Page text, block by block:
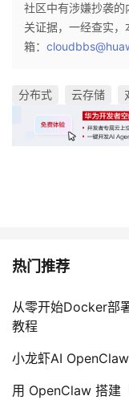
社区中有涉嫌抄袭
关证据，一经查实
箱：
分布式 云存储
热门推荐
从零开始Docker部
教程
小龙虾AI
用 OpenClaw 搭建